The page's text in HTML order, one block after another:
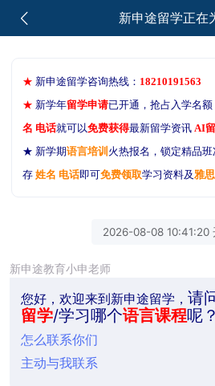
新申途留学正在
★ 新申途留学咨询热线： 18210191563
★ 新学年留学申请已开通，抢占入学名
名 电话就可以免费获得最新留学资讯 AI
★ 新学期语言培训 火热报名，锁定精品
存姓名 电话即可免费领取学习资料及雅
2026-08-08 10:41:20
新申途教育小申老师
您好，欢迎来到新申途留学， 请
留学/学习哪个语言课程呢？
怎么联系你们
主动与我联系